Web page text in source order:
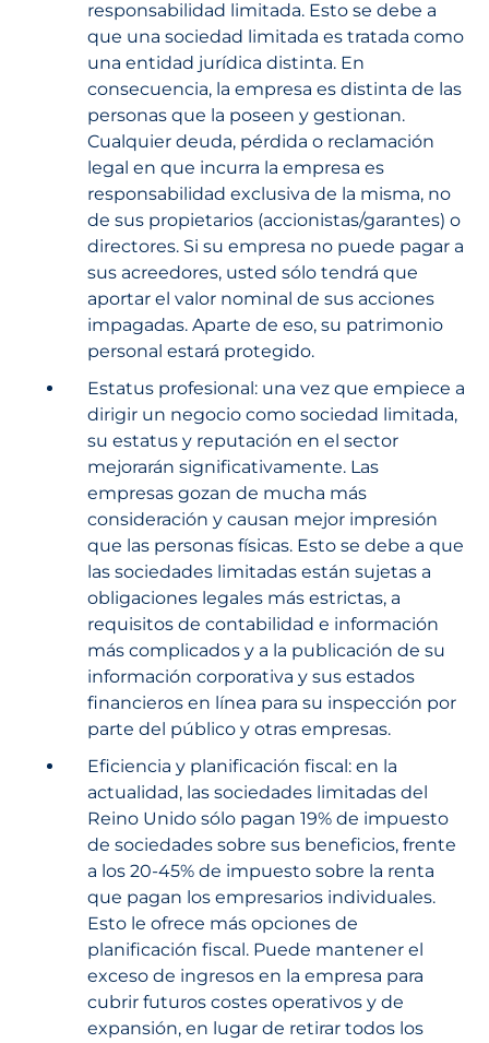
responsabilidad limitada. Esto se debe a
que una sociedad limitada es tratada como
una entidad jurídica distinta. En
consecuencia, la empresa es distinta de las
personas que la poseen y gestionan.
Cualquier deuda, pérdida o reclamación
legal en que incurra la empresa es
responsabilidad exclusiva de la misma, no
de sus propietarios (accionistas/garantes) o
directores. Si su empresa no puede pagar a
sus acreedores, usted sólo tendrá que
aportar el valor nominal de sus acciones
impagadas. Aparte de eso, su patrimonio
personal estará protegido.
Estatus profesional: una vez que empiece a
dirigir un negocio como sociedad limitada,
su estatus y reputación en el sector
mejorarán significativamente. Las
empresas gozan de mucha más
consideración y causan mejor impresión
que las personas físicas. Esto se debe a que
las sociedades limitadas están sujetas a
obligaciones legales más estrictas, a
requisitos de contabilidad e información
más complicados y a la publicación de su
información corporativa y sus estados
financieros en línea para su inspección por
parte del público y otras empresas.
Eficiencia y planificación fiscal: en la
actualidad, las sociedades limitadas del
Reino Unido sólo pagan 19% de impuesto
de sociedades sobre sus beneficios, frente
a los 20-45% de impuesto sobre la renta
que pagan los empresarios individuales.
Esto le ofrece más opciones de
planificación fiscal. Puede mantener el
exceso de ingresos en la empresa para
cubrir futuros costes operativos y de
expansión, en lugar de retirar todos los